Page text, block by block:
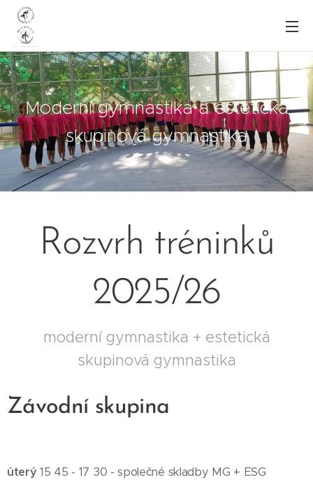
Moderní gymnastika a estetická
skupinová gymnastika
Rozvrh tréninků
2025/26
moderní gymnastika + estetická
skupinová gymnastika
Závodní skupina
úterý15 45 - 17 30 - společné skladby MG + ESG